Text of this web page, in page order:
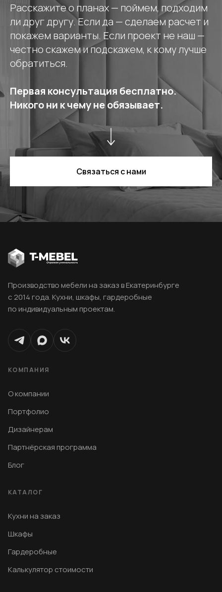
Расскажите о планах — поймем, подходим
ли друг другу. Если да — сделаем расчет и
покажем варианты. Если проект не наш —
честно скажем и подскажем, к кому лучше
обратиться.
Первая консультация бесплатно.
Никого ни к чему не обязывает.
Связаться с нами
Производство мебели на заказ в Екатеринбурге
с 2014 года. Кухни, шкафы, гардеробные
по индивидуальным проектам.
КОМПАНИЯ
О компании
Портфолио
Дизайнерам
Партнёрская программа
Блог
КАТАЛОГ
Кухни на заказ
Шкафы
Гардеробные
Калькулятор стоимости